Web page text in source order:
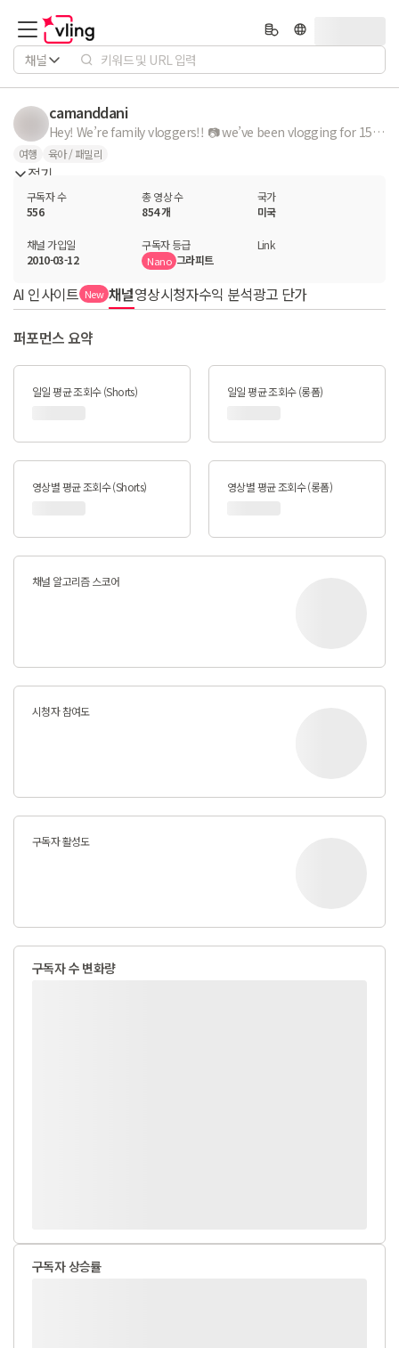
채널
camanddani
Hey! We’re family vloggers!! 📷 we’ve been vlogging for 15 years and we still love it!! SUBSCRIBE and stay tuned!! Thanks for being here!! ✨
여행 육아 / 패밀리
접기
구독자 수
556
총 영상 수
854 개
국가
미국
채널 가입일
2010-03-12
구독자 등급
Nano 그라피트
Link
AI 인사이트 New 채널영상시청자수익 분석광고 단가
퍼포먼스 요약
일일 평균 조회수 (Shorts) 일일 평균 조회수 (롱폼)
영상별 평균 조회수 (Shorts) 영상별 평균 조회수 (롱폼)
채널 알고리즘 스코어
시청자 참여도
구독자 활성도
구독자 수 변화량
구독자 상승률